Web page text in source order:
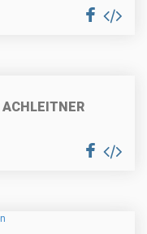
ACHLEITNER